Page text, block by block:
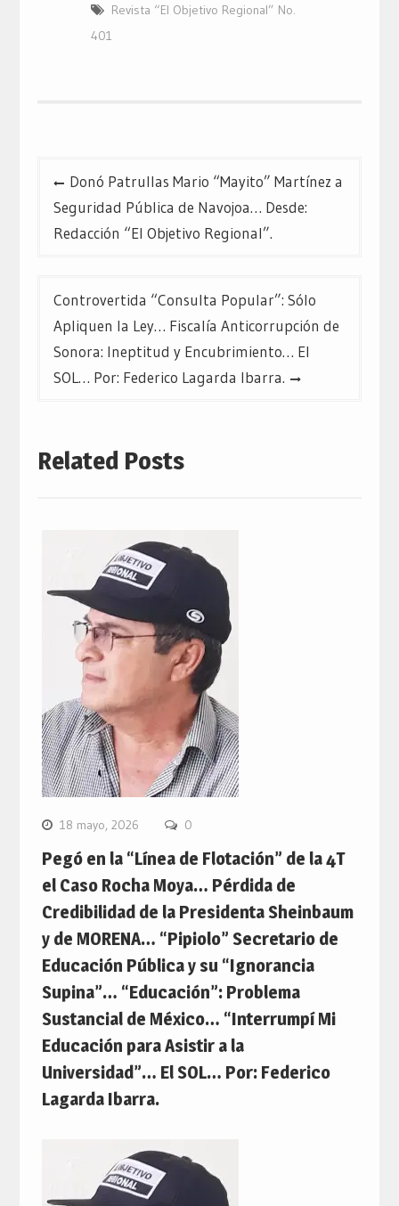
Revista “El Objetivo Regional” No.
401
entradas
Donó Patrullas Mario “Mayito” Martínez a
Seguridad Pública de Navojoa… Desde:
Redacción “El Objetivo Regional”.
Controvertida “Consulta Popular”: Sólo
Apliquen la Ley… Fiscalía Anticorrupción de
Sonora: Ineptitud y Encubrimiento… El
SOL… Por: Federico Lagarda Ibarra.
Related Posts
18 mayo, 2026 0
Pegó en la “Línea de Flotación” de la 4T
el Caso Rocha Moya… Pérdida de
Credibilidad de la Presidenta Sheinbaum
y de MORENA… “Pipiolo” Secretario de
Educación Pública y su “Ignorancia
Supina”… “Educación”: Problema
Sustancial de México… “Interrumpí Mi
Educación para Asistir a la
Universidad”… El SOL… Por: Federico
Lagarda Ibarra.